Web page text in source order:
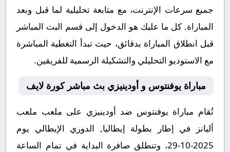
جميع سرعات الإنترنت، مع متابعة تحليلية لما قبل وبعد
المباراة. كل ما عليك هو الدخول إلى قسم البث المباشر
قبل انطلاق المباراة بدقائق، حيث تبدأ التغطية المباشرة
مع الاستوديو التحليلي والتشكيلة الرسمية للفريقين.
مباراة يوفنتوس و أودينيزي بث مباشر كورة لايف
تُقام مباراة يوفنتوس ضد أودينيزي على ملعب ملعب
أليانز في إطار بطولة إيطاليا, الدوري الإيطالي يوم
2025-10-29، وتنطلق صافرة البداية في تمام الساعة